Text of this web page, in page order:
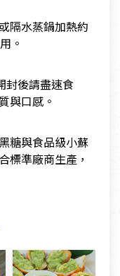
隔水蒸鍋加熱約
。
封後請盡速食
與口感。
糖與食品級小蘇
標準廠商生產，